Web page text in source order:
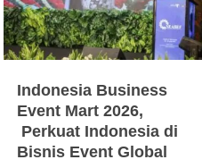
Indonesia Business
Event Mart 2026,
Perkuat Indonesia di
Bisnis Event Global